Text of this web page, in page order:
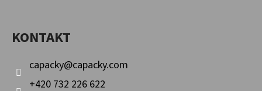
KONTAKT
capacky@capacky.com
+420 732 226 622